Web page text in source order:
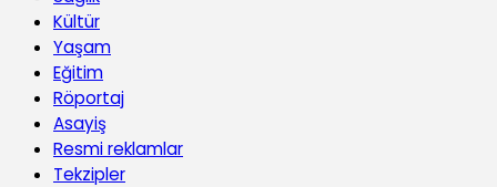
Kültür
Yaşam
Eğitim
Röportaj
Asayiş
Resmi reklamlar
Tekzipler